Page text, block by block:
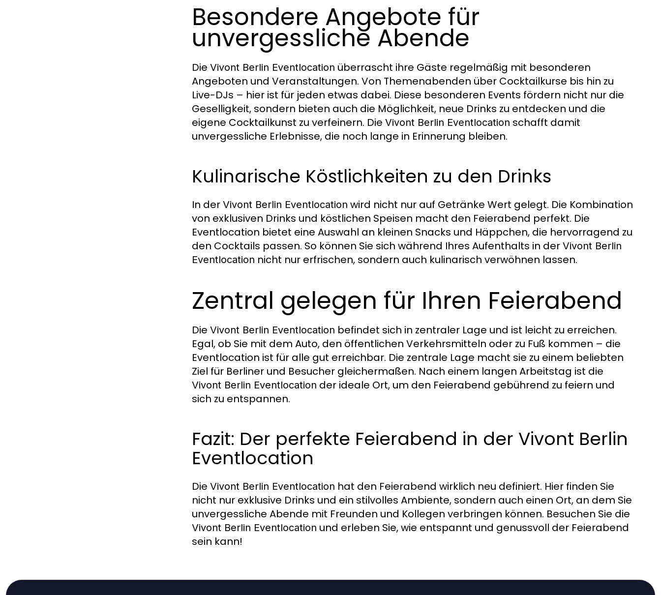
Besondere Angebote für
unvergessliche Abende
Die Vivont Berlin Eventlocation überrascht ihre Gäste regelmäßig mit besonderen
Angeboten und Veranstaltungen. Von Themenabenden über Cocktailkurse bis hin zu
Live-DJs – hier ist für jeden etwas dabei. Diese besonderen Events fördern nicht nur die
Geselligkeit, sondern bieten auch die Möglichkeit, neue Drinks zu entdecken und die
eigene Cocktailkunst zu verfeinern. Die Vivont Berlin Eventlocation schafft damit
unvergessliche Erlebnisse, die noch lange in Erinnerung bleiben.
Kulinarische Köstlichkeiten zu den Drinks
In der Vivont Berlin Eventlocation wird nicht nur auf Getränke Wert gelegt. Die Kombination
von exklusiven Drinks und köstlichen Speisen macht den Feierabend perfekt. Die
Eventlocation bietet eine Auswahl an kleinen Snacks und Häppchen, die hervorragend zu
den Cocktails passen. So können Sie sich während Ihres Aufenthalts in der Vivont Berlin
Eventlocation nicht nur erfrischen, sondern auch kulinarisch verwöhnen lassen.
Zentral gelegen für Ihren Feierabend
Die Vivont Berlin Eventlocation befindet sich in zentraler Lage und ist leicht zu erreichen.
Egal, ob Sie mit dem Auto, den öffentlichen Verkehrsmitteln oder zu Fuß kommen – die
Eventlocation ist für alle gut erreichbar. Die zentrale Lage macht sie zu einem beliebten
Ziel für Berliner und Besucher gleichermaßen. Nach einem langen Arbeitstag ist die
Vivont Berlin Eventlocation der ideale Ort, um den Feierabend gebührend zu feiern und
sich zu entspannen.
Fazit: Der perfekte Feierabend in der Vivont Berlin
Eventlocation
Die Vivont Berlin Eventlocation hat den Feierabend wirklich neu definiert. Hier finden Sie
nicht nur exklusive Drinks und ein stilvolles Ambiente, sondern auch einen Ort, an dem Sie
unvergessliche Abende mit Freunden und Kollegen verbringen können. Besuchen Sie die
Vivont Berlin Eventlocation und erleben Sie, wie entspannt und genussvoll der Feierabend
sein kann!